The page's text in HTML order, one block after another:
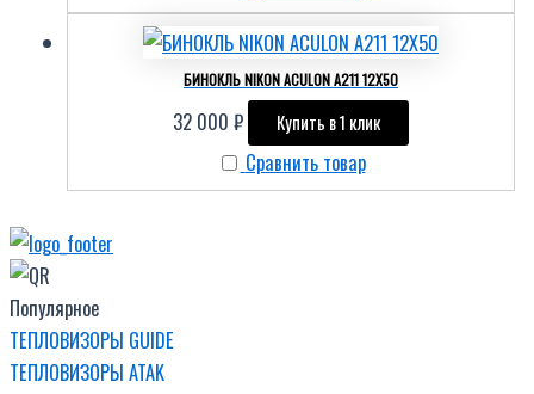
БИНОКЛЬ NIKON ACULON A211 12X50
32 000 ₽ Купить в 1 клик
Сравнить товар
Популярное
ТЕПЛОВИЗОРЫ GUIDE
ТЕПЛОВИЗОРЫ ATAK